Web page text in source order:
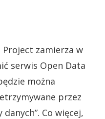
zamierza w
serwis Open Data
można
przez
Co więcej,